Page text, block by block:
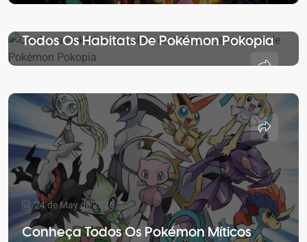
Todos Os Habitats De Pokémon Pokopia
24 de May de 2026
Conheça Todos Os Pokémon Míticos